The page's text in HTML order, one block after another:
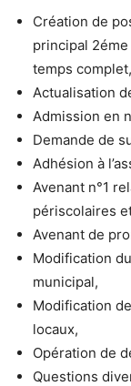
Création de
principal
temps complet,
Actualisation
Admission en
Demande de
Adhésion à
Avenant n°1
périscolaires
Avenant de
Modification
municipal,
Modification
locaux,
Opération de
Questions